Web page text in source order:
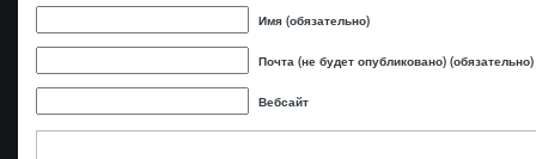
Имя (обязательно)
Почта (не будет опубликовано) (обязательно)
Вебсайт